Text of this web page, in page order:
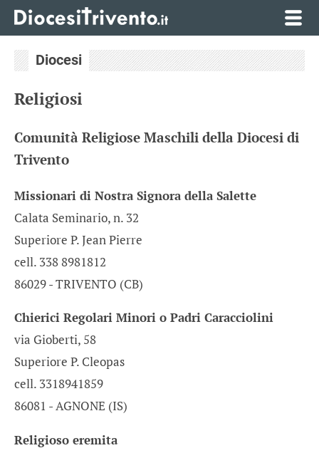
Diocesi
Religiosi
Comunità Religiose Maschili della Diocesi di
Trivento
Missionari di Nostra Signora della Salette
Calata Seminario, n. 32
Superiore P. Jean Pierre
cell. 338 8981812
86029 - TRIVENTO (CB)
Chierici Regolari Minori o Padri Caracciolini
via Gioberti, 58
Superiore P. Cleopas
cell. 3318941859
86081 - AGNONE (IS)
Religioso eremita